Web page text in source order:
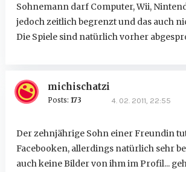
Sohnemann darf Computer, Wii,
jedoch zeitlich begrenzt und das auch
Die Spiele sind natürlich vorher
michischatzi
Posts: 173 4. 02. 2011, 22:55
Der zehnjährige Sohn einer Freundin
Facebooken, allerdings natürlich sehr
auch keine Bilder von ihm im Profil...